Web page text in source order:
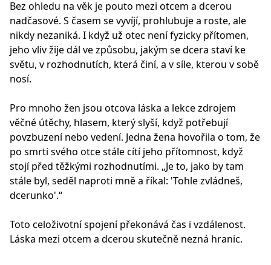
Bez ohledu na věk je pouto mezi otcem a dcerou
nadčasové. S časem se vyvíjí, prohlubuje a roste, ale
nikdy nezaniká. I když už otec není fyzicky přítomen,
jeho vliv žije dál ve způsobu, jakým se dcera staví ke
světu, v rozhodnutích, která činí, a v síle, kterou v sobě
nosí.
Pro mnoho žen jsou otcova láska a lekce zdrojem
věčné útěchy, hlasem, který slyší, když potřebují
povzbuzení nebo vedení. Jedna žena hovořila o tom, že
po smrti svého otce stále cítí jeho přítomnost, když
stojí před těžkými rozhodnutími. „Je to, jako by tam
stále byl, seděl naproti mně a říkal: 'Tohle zvládneš,
dcerunko'.“
Toto celoživotní spojení překonává čas i vzdálenost.
Láska mezi otcem a dcerou skutečně nezná hranic.